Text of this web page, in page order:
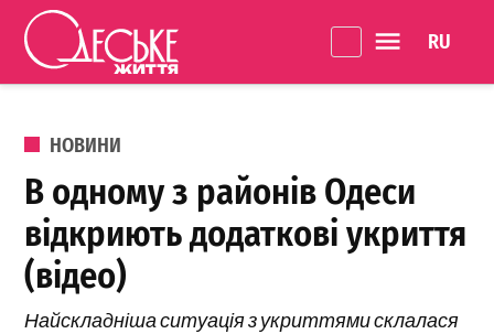
Перейти до вмісту
Життя
ОПУБЛІКОВАНО В
НОВИНИ
В одному з районів Одеси
відкриють додаткові укриття
(відео)
Найскладніша ситуація з укриттями склалася